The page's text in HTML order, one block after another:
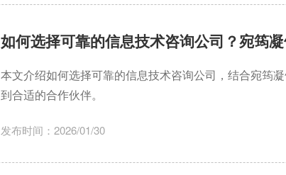
如何选择可靠的信息技术咨询公司？宛筠
本文介绍如何选择可靠的信息技术咨询公司，结合宛筠
到合适的合作伙伴。
发布时间：2026/01/30